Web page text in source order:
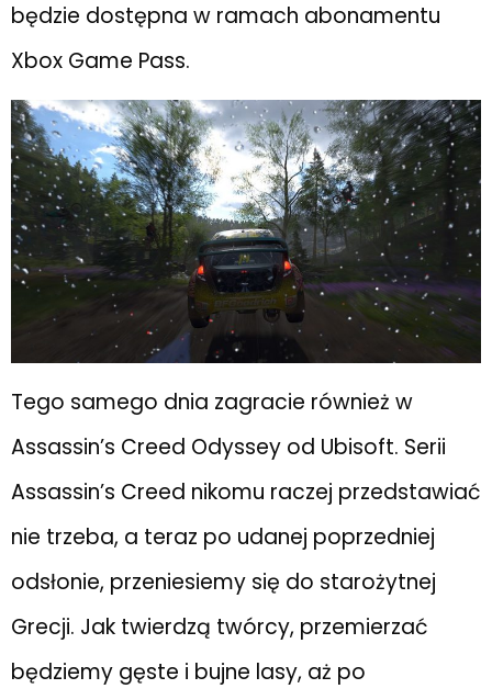
będzie dostępna w ramach abonamentu
Xbox Game Pass.
Tego samego dnia zagracie również w
Assassin’s Creed Odyssey od Ubisoft. Serii
Assassin’s Creed nikomu raczej przedstawiać
nie trzeba, a teraz po udanej poprzedniej
odsłonie, przeniesiemy się do starożytnej
Grecji. Jak twierdzą twórcy, przemierzać
będziemy gęste i bujne lasy, aż po